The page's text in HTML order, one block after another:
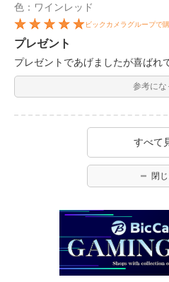
色：ワインレッド
ビックカメラグループで
プレゼント
プレゼントであげましたが喜ばれ
参考にな
すべて
閉